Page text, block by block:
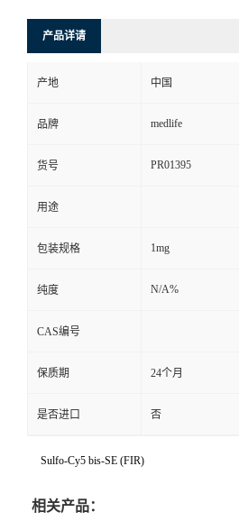
产品详请
产地 中国
品牌 medlife
货号 PR01395
用途
包装规格 1mg
纯度 N/A%
CAS编号
保质期 24个月
是否进口 否
Sulfo-Cy5 bis-SE (FIR)
相关产品：